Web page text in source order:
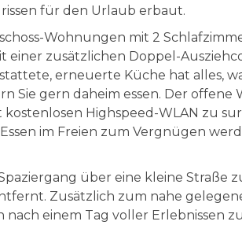
für den Urlaub erbaut.
Wohnungen mit 2
zusätzlichen Doppel-
erneuerte Küche hat alles,
Sie gern daheim essen. Der
Highspeed-WLAN zu
im Freien zum Vergnügen
über eine kleine Straße
Zusätzlich zum nahe
einem Tag voller Erlebnissen